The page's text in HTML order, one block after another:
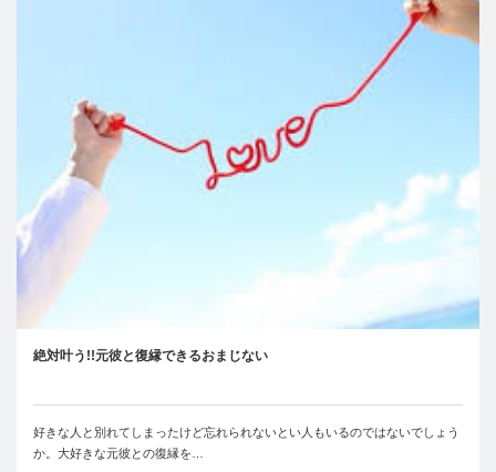
絶対叶う!!元彼と復縁できるおまじない
好きな人と別れてしまったけど忘れられないとい人もいるのではないでしょう
か。大好きな元彼との復縁を…